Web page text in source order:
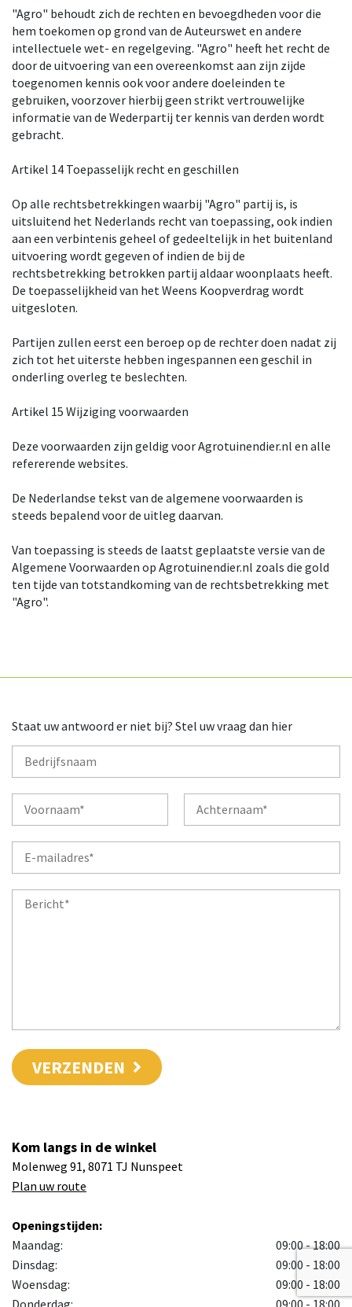
"Agro" behoudt zich de rechten en bevoegdheden voor die
hem toekomen op grond van de Auteurswet en andere
intellectuele wet- en regelgeving. "Agro" heeft het recht de
door de uitvoering van een overeenkomst aan zijn zijde
toegenomen kennis ook voor andere doeleinden te
gebruiken, voorzover hierbij geen strikt vertrouwelijke
informatie van de Wederpartij ter kennis van derden wordt
gebracht.
Artikel 14 Toepasselijk recht en geschillen
Op alle rechtsbetrekkingen waarbij "Agro" partij is, is
uitsluitend het Nederlands recht van toepassing, ook indien
aan een verbintenis geheel of gedeeltelijk in het buitenland
uitvoering wordt gegeven of indien de bij de
rechtsbetrekking betrokken partij aldaar woonplaats heeft.
De toepasselijkheid van het Weens Koopverdrag wordt
uitgesloten.
Partijen zullen eerst een beroep op de rechter doen nadat zij
zich tot het uiterste hebben ingespannen een geschil in
onderling overleg te beslechten.
Artikel 15 Wijziging voorwaarden
Deze voorwaarden zijn geldig voor Agrotuinendier.nl en alle
refererende websites.
De Nederlandse tekst van de algemene voorwaarden is
steeds bepalend voor de uitleg daarvan.
Van toepassing is steeds de laatst geplaatste versie van de
Algemene Voorwaarden op Agrotuinendier.nl zoals die gold
ten tijde van totstandkoming van de rechtsbetrekking met
"Agro".
Staat uw antwoord er niet bij? Stel uw vraag dan hier
VERZENDEN
Kom langs in de winkel
Molenweg 91, 8071 TJ Nunspeet
Plan uw route
Openingstijden:
Maandag:
09:00 - 18:00
Dinsdag:
09:00 - 18:00
Woensdag:
09:00 - 18:00
Donderdag:
09:00 - 18:00